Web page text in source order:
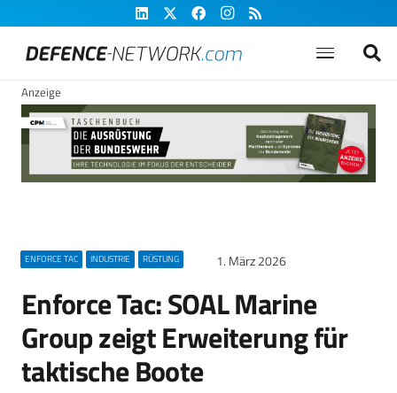
Anzeige
ENFORCE TAC INDUSTRIE RÜSTUNG 1. März 2026
Enforce Tac: SOAL Marine
Group zeigt Erweiterung für
taktische Boote